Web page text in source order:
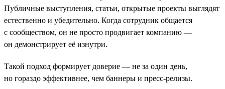
Публичные выступления, статьи, открытые проекты выглядят
естественно и убедительно. Когда сотрудник общается
с сообществом, он не просто продвигает компанию —
он демонстрирует её изнутри.
Такой подход формирует доверие — не за один день,
но гораздо эффективнее, чем баннеры и пресс-релизы.